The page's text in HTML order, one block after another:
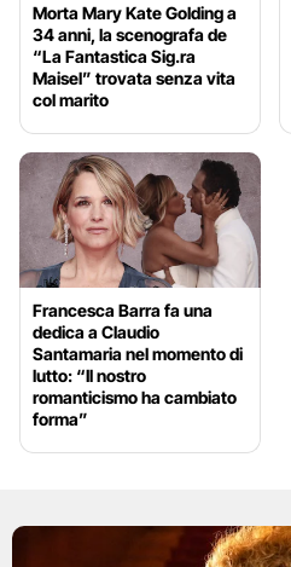
Morta Mary Kate Golding a
34 anni, la scenografa de
“La Fantastica Sig.ra
Maisel” trovata senza vita
col marito
Francesca Barra fa una
dedica a Claudio
Santamaria nel momento di
lutto: “Il nostro
romanticismo ha cambiato
forma”